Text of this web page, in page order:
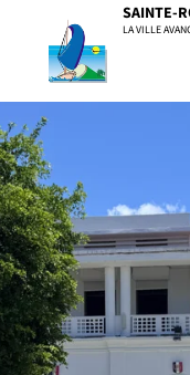
Contenu principalSAINTE-
LA VILLE